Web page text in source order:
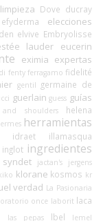
Dove ducray
efyderma elecciones
elvive Embryolisse
lauder eucerin
eximia expertas
fenty ferragamo fidelité
gentil germaine de
guerlain guess guías
shoulders
helena
herramientas
idraet illamasqua
inglot ingredientes
jactan's jergens
klorane kosmos kr
verdad La Pasionaria
once laborit laca
las pepas lbel lemel